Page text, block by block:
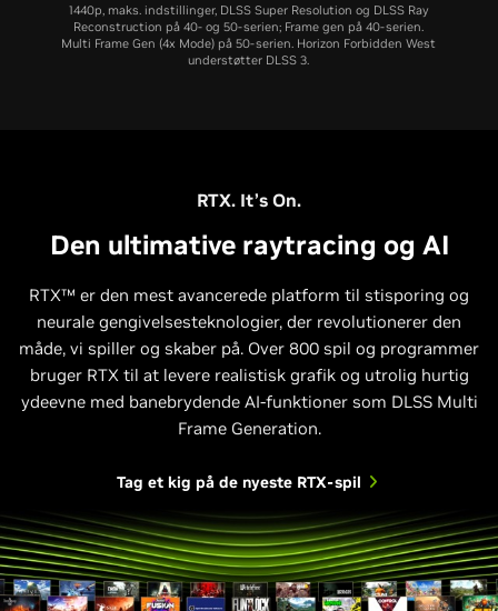
1440p, maks. indstillinger, DLSS Super Resolution og DLSS Ray
Reconstruction på 40- og 50-serien; Frame gen på 40-serien.
Multi Frame Gen (4x Mode) på 50-serien. Horizon Forbidden West
understøtter DLSS 3.
Relativ ydeevne
1440p, maks. indstillinger, DLSS Super Resolution og DLSS Ray
Reconstruction på 40- og 50-serien; Frame gen på 40-serien.
Multi Frame Gen (4x Mode) på 50-serien. Horizon Forbidden West
understøtter DLSS 3.
RTX. It’s On.
Den ultimative raytracing og AI
RTX™ er den mest avancerede platform til stisporing og
neurale gengivelsesteknologier, der revolutionerer den
måde, vi spiller og skaber på. Over 800 spil og programmer
bruger RTX til at levere realistisk grafik og utrolig hurtig
ydeevne med banebrydende AI-funktioner som DLSS Multi
Frame Generation.
Tag et kig på de nyeste RTX-spil